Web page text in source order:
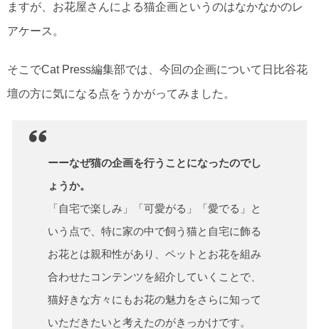
ますが、お花屋さんによる猫企画というのはなかなかのレ
アケース。
そこでCat Press編集部では、今回の企画について日比谷花
壇の方に気になる点をうかがってみました。
ーーなぜ猫の企画を行うことになったのでし
ょうか。
「自宅で楽しみ」「可愛がる」「愛でる」と
いう点で、特に家の中で飼う猫と自宅に飾る
お花とは親和性があり、ペットとお花を組み
合わせたコンテンツを紹介していくことで、
猫好きな方々にもお花の魅力をさらに知って
いただきたいと考えたのがきっかけです。